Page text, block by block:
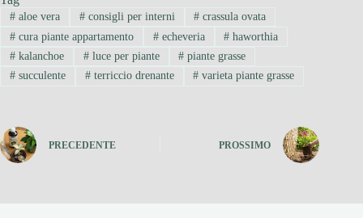
#aloe vera #consigli per interni # crassula ovata
#cura piante appartamento #echeveria # haworthia
#kalanchoe #luce per piante # piante grasse
#succulente #terriccio drenante # varieta piante grasse
PRECEDENTE PROSSIMO